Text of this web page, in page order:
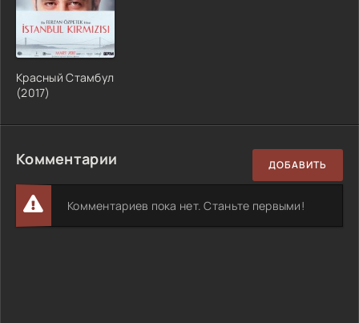
Красный Стамбул
(2017)
Комментарии ДОБАВИТЬ
Комментариев пока нет. Станьте первыми!